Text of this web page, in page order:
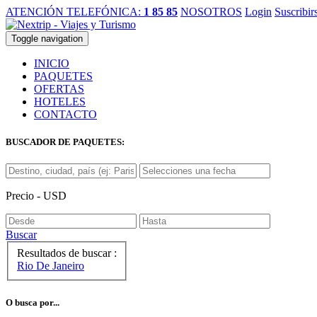
ATENCIÓN TELEFÓNICA: 1 85 85 NOSOTROS Login
Toggle navigation
INICIO
PAQUETES
OFERTAS
HOTELES
CONTACTO
BUSCADOR DE PAQUETES:
Precio - USD
Buscar
Resultados de buscar :
Rio De Janeiro
O busca por...